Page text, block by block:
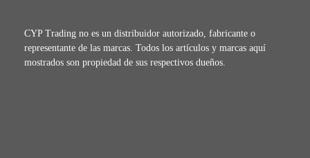
CYP Trading no es un distribuidor autorizado, fabricante o
representante de las marcas. Todos los artículos y marcas aquí
mostrados son propiedad de sus respectivos dueños.